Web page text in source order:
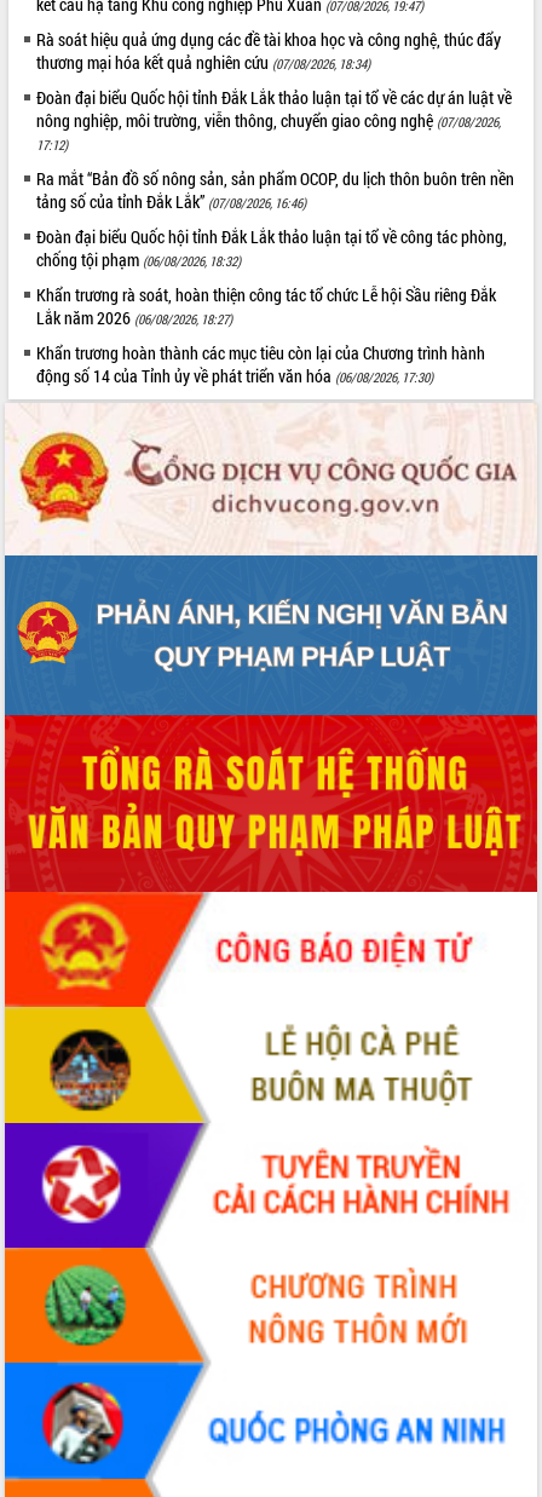
Họp báo thông tin về Hội nghị Công bố
Quy hoạch và Xúc tiến đầu tư tỉnh Đắk
Khơi thông điểm nghẽn, đẩy nhanh
giải ngân vốn khắc phục thiên tai
HĐND tỉnh thông qua điều chỉnh Quy
hoạch tỉnh thời kỳ 2021-2030
hoạch tỉnh Đắk Lắk thời kỳ 2021-2030,
tầm nhìn đến năm 2050
Nâng cao hiệu quả hoạt động của các
doanh nghiệp nhà nước
Hội nghị triển khai kết nối mạng
truyền số liệu chuyên dùng phục vụ cơ
quan Đảng, Nhà nước
Lễ phát động chuỗi hoạt động chung
tay làm sạch môi trường
Xã Ea Kar bước chuyển mình trong
công tác cải cách hành chính mô hình
mới
Hội thảo khoa học “Giải pháp thúc đẩy
phát triển nền kinh tế xanh tại tỉnh
Đắk Lắk”
hiện nhiệm vụ quản lý tài sản công
hàng tuần
Tháo gỡ những vướng mắc, đẩy mạnh
công tác cải cách thủ tục hành chính
tại Trung tâm Phục vụ hành chính
công tỉnh
Đắk Lắk: Tôn vinh 46 giải pháp tại Hội
thi Sáng tạo Kỹ thuật 2024 - 2025
Đắk Lắk rà soát, điều chỉnh Đề án 190
về phát triển nuôi trồng thủy sản
Phó Chủ tịch UBND tỉnh Đắk Lắk
Trương Công Thái kiểm tra thực địa
Dự án cao tốc Khánh Hòa - Buôn Ma
Thuột
Định vị cà phê Việt Nam như một “di
sản sống” trong dòng chảy toàn cầu
Xây dựng nông thôn mới: Nâng cao đời
sống người dân từ những mô hình thiết
thực
Quyết liệt tháo gỡ vướng mắc, đẩy
nhanh tiến độ các dự án trọng điểm
trong Khu kinh tế Nam Phú Yên
Hòn Yến phát triển du lịch gắn với bảo
tồn biển
Lấy ý kiến điều chỉnh Quy hoạch tỉnh
Đắk Lắk thời kỳ 2021-2030, tầm nhìn
đến năm 2050
Phát động chiến dịch 30 ngày đêm
giải phóng mặt bằng Tuyến đường bộ
ven biển
(07/08/2026, 19:47)
Rà soát hiệu quả ứng dụng các đề tài khoa học và công nghệ, thúc đẩy
thương mại hóa kết quả nghiên cứu (07/08/2026, 18:34)
Đoàn đại biểu Quốc hội tỉnh Đắk Lắk thảo luận tại tổ về các dự án luật về
nông nghiệp, môi trường, viễn thông, chuyển giao công nghệ (07/08/2026,
17:12)
Ra mắt “Bản đồ số nông sản, sản phẩm OCOP, du lịch thôn buôn trên nền
tảng số của tỉnh Đắk Lắk” (07/08/2026, 16:46)
Đoàn đại biểu Quốc hội tỉnh Đắk Lắk thảo luận tại tổ về công tác phòng,
chống tội phạm (06/08/2026, 18:32)
Khẩn trương rà soát, hoàn thiện công tác tổ chức Lễ hội Sầu riêng Đắk
Lắk năm 2026 (06/08/2026, 18:27)
Khẩn trương hoàn thành các mục tiêu còn lại của Chương trình hành
động số 14 của Tỉnh ủy về phát triển văn hóa (06/08/2026, 17:30)